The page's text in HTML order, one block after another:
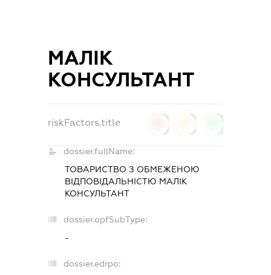
МАЛІК
КОНСУЛЬТАНТ
riskFactors.title
dossier.fullName:
ТОВАРИСТВО З ОБМЕЖЕНОЮ
ВІДПОВІДАЛЬНІСТЮ МАЛІК
КОНСУЛЬТАНТ
dossier.opfSubType:
-
dossier.edrpo: